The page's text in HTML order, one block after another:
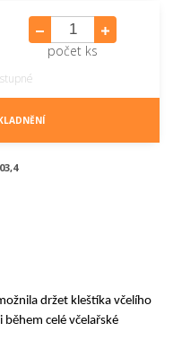
počet ks
držet kleštíka včelího
celé včelařské